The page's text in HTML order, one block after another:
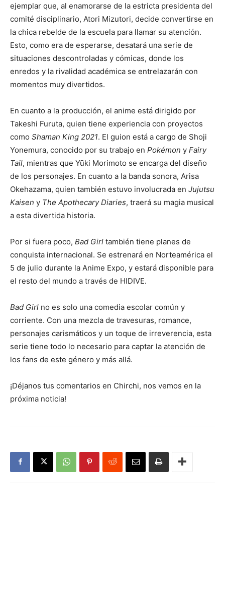
ejemplar que, al enamorarse de la estricta presidenta del
comité disciplinario, Atori Mizutori, decide convertirse en
la chica rebelde de la escuela para llamar su atención.
Esto, como era de esperarse, desatará una serie de
situaciones descontroladas y cómicas, donde los
enredos y la rivalidad académica se entrelazarán con
momentos muy divertidos.
En cuanto a la producción, el anime está dirigido por
Takeshi Furuta, quien tiene experiencia con proyectos
como Shaman King 2021. El guion está a cargo de Shoji
Yonemura, conocido por su trabajo en Pokémon y Fairy
Tail, mientras que Yūki Morimoto se encarga del diseño
de los personajes. En cuanto a la banda sonora, Arisa
Okehazama, quien también estuvo involucrada en Jujutsu
Kaisen y The Apothecary Diaries, traerá su magia musical
a esta divertida historia.
Por si fuera poco, Bad Girl también tiene planes de
conquista internacional. Se estrenará en Norteamérica el
5 de julio durante la Anime Expo, y estará disponible para
el resto del mundo a través de HIDIVE.
Bad Girl no es solo una comedia escolar común y
corriente. Con una mezcla de travesuras, romance,
personajes carismáticos y un toque de irreverencia, esta
serie tiene todo lo necesario para captar la atención de
los fans de este género y más allá.
¡Déjanos tus comentarios en Chirchi, nos vemos en la
próxima noticia!